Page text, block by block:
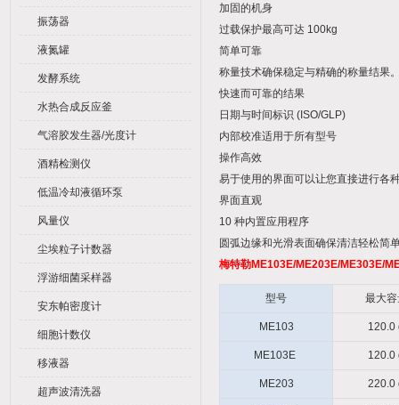
振荡器
液氮罐
发酵系统
水热合成反应釜
气溶胶发生器/光度计
酒精检测仪
低温冷却液循环泵
风量仪
尘埃粒子计数器
浮游细菌采样器
安东帕密度计
细胞计数仪
移液器
超声波清洗器
加固的机身
过载保护最高可达 100kg
简单可靠
称量技术确保稳定与精确的称量结果
快速而可靠的结果
日期与时间标识 (ISO/GLP)
内部校准适用于所有型号
操作高效
易于使用的界面可以让您直接进行各
界面直观
10 种内置应用程序
圆弧边缘和光滑表面确保清洁轻松简
梅特勒ME103E/ME203E/ME303E/
型号 最大容
ME103 120.0
ME103E 120.0
ME203 220.0